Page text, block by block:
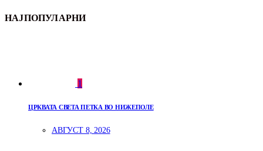
НАЈПОПУЛАРНИ
1
ЦРКВАТА СВЕТА ПЕТКА ВО НИЖЕПОЛЕ
АВГУСТ 8, 2026